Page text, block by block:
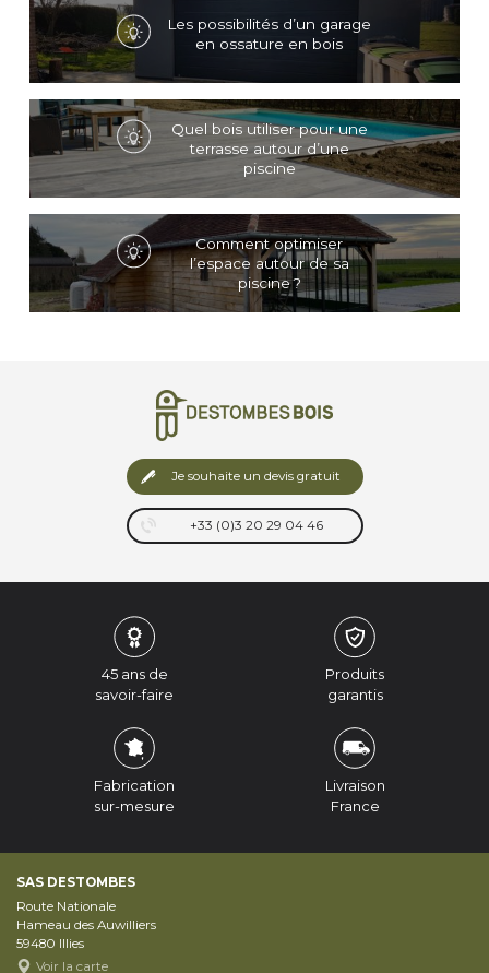
Les possibilités d’un garage
en ossature en bois
Quel bois utiliser pour une
terrasse autour d’une
piscine
Comment optimiser
l’espace autour de sa
piscine ?
Je souhaite un devis gratuit
+33 (0)3 20 29 04 46
45 ans de
savoir-faire
Produits
garantis
Fabrication
sur-mesure
Livraison
France
SAS DESTOMBES
Route Nationale
Hameau des Auwilliers
59480 Illies
Voir la carte